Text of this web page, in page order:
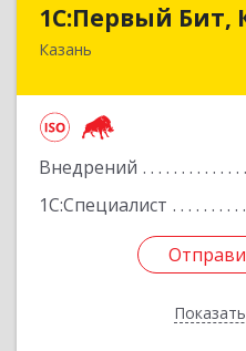
1С:Первый Бит,
Казань
Внедрений
1С:Специалист
420133, Татарстан